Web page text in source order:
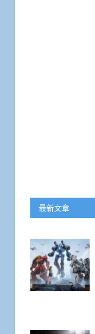
最新文章